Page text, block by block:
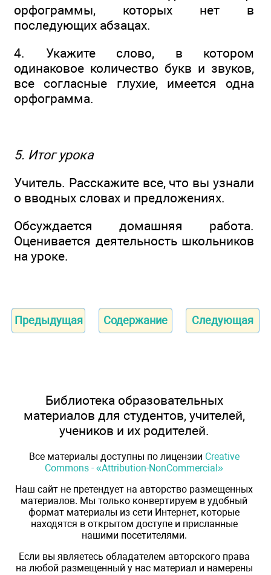
орфограммы, которых нет в
последующих абзацах.
4. Укажите слово, в котором
одинаковое количество букв и звуков,
все согласные глухие, имеется одна
орфограмма.
5. Итог урока
Учитель. Расскажите все, что вы узнали
о вводных словах и предложениях.
Обсуждается домашняя работа.
Оценивается деятельность школьников
на уроке.
Предыдущая Содержание Следующая
Библиотека образовательных
материалов для студентов, учителей,
учеников и их родителей.
Все материалы доступны по лицензии Creative
Commons - «Attribution-NonCommercial»
Наш сайт не претендует на авторство размещенных
материалов. Мы только конвертируем в удобный
формат материалы из сети Интернет, которые
находятся в открытом доступе и присланные
нашими посетителями.
Если вы являетесь обладателем авторского права
на любой размещенный у нас материал и намерены